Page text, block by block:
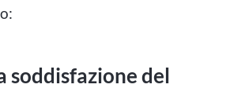
soddisfazione del